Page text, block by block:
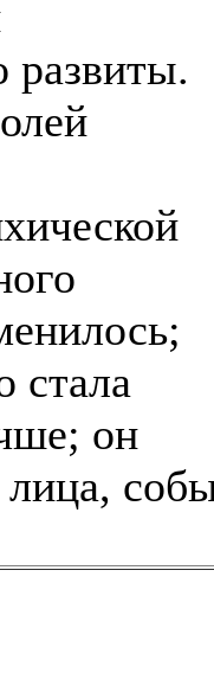
стала
он